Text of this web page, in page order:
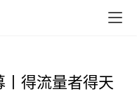
得流量者得天